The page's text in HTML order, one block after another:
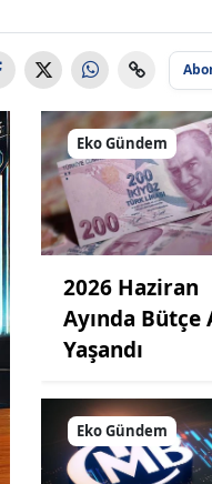
Eko Gündem
2026 Haziran
Ayında Bütçe
Yaşandı
Eko Gündem